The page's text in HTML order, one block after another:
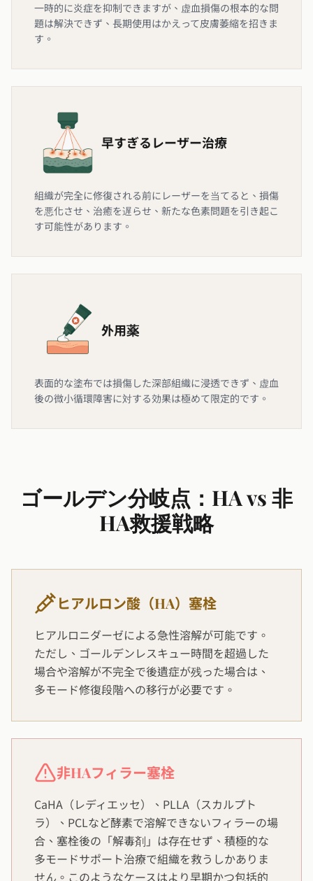
一時的に炎症を抑制できますが、虚血損傷の根本的な問
題は解決できず、長期使用はかえって皮膚萎縮を招きま
す。
早すぎるレーザー治療
組織が完全に修復される前にレーザーを当てると、損傷
を悪化させ、治癒を遅らせ、新たな色素問題を引き起こ
す可能性があります。
外用薬
表面的な塗布では損傷した深部組織に浸透できず、虚血
後の微小循環障害に対する効果は極めて限定的です。
ゴールデン分岐点：HA vs 非
HA救援戦略
ヒアルロン酸（HA）塞栓
ヒアルロニダーゼによる急性溶解が可能です。
ただし、ゴールデンレスキュー時間を超過した
場合や溶解が不完全で後遺症が残った場合は、
多モード修復段階への移行が必要です。
非HAフィラー塞栓
CaHA（レディエッセ）、PLLA（スカルプト
ラ）、PCLなど酵素で溶解できないフィラーの場
合、塞栓後の「解毒剤」は存在せず、積極的な
多モードサポート治療で組織を救うしかありま
せん。このようなケースはより早期かつ包括的